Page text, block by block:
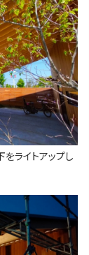
ライトアップし